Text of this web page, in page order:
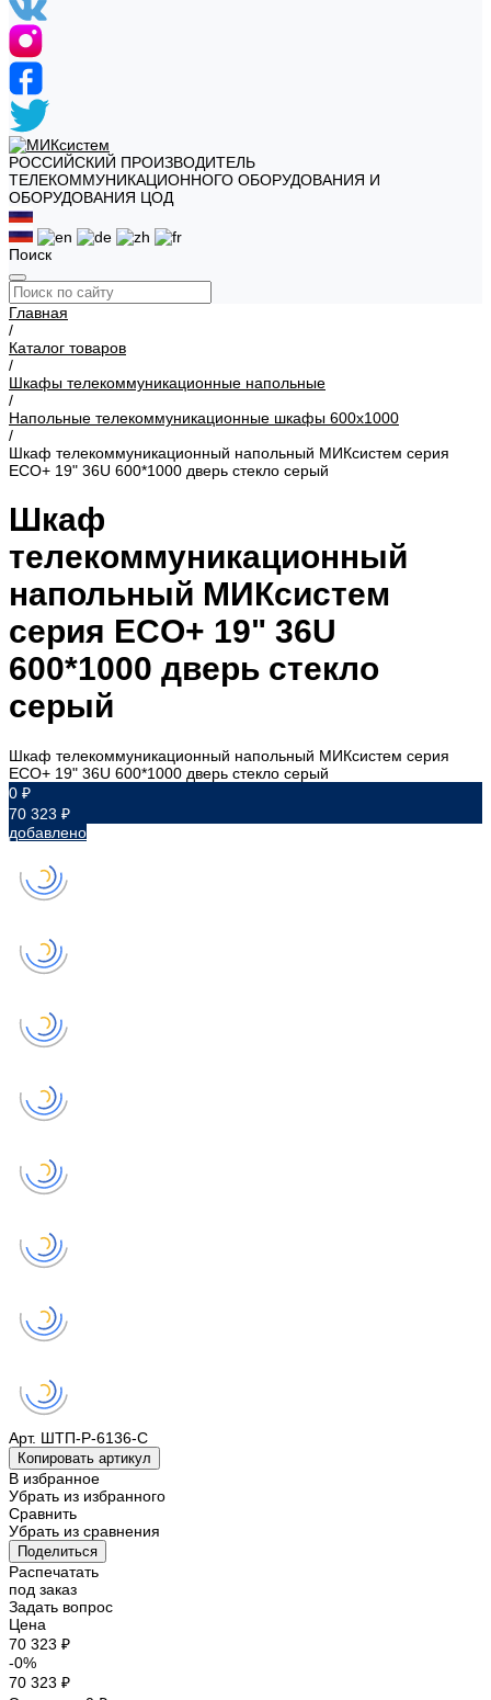
РОССИЙСКИЙ ПРОИЗВОДИТЕЛЬ
ТЕЛЕКОММУНИКАЦИОННОГО ОБОРУДОВАНИЯ И
ОБОРУДОВАНИЯ ЦОД
Поиск
Главная
/
Каталог товаров
/
Шкафы телекоммуникационные напольные
/
Напольные телекоммуникационные шкафы 600х1000
/
Шкаф телекоммуникационный напольный МИКсистем серия
ECO+ 19" 36U 600*1000 дверь стекло серый
Шкаф
телекоммуникационный
напольный МИКсистем
серия ECO+ 19" 36U
600*1000 дверь стекло
серый
Шкаф телекоммуникационный напольный МИКсистем серия
ECO+ 19" 36U 600*1000 дверь стекло серый
0 ₽
70 323 ₽
добавлено
Арт. ШТП-Р-6136-С
Копировать артикул
В избранное
Убрать из избранного
Сравнить
Убрать из сравнения
Поделиться
Распечатать
под заказ
Задать вопрос
Цена
70 323 ₽
-0%
70 323 ₽